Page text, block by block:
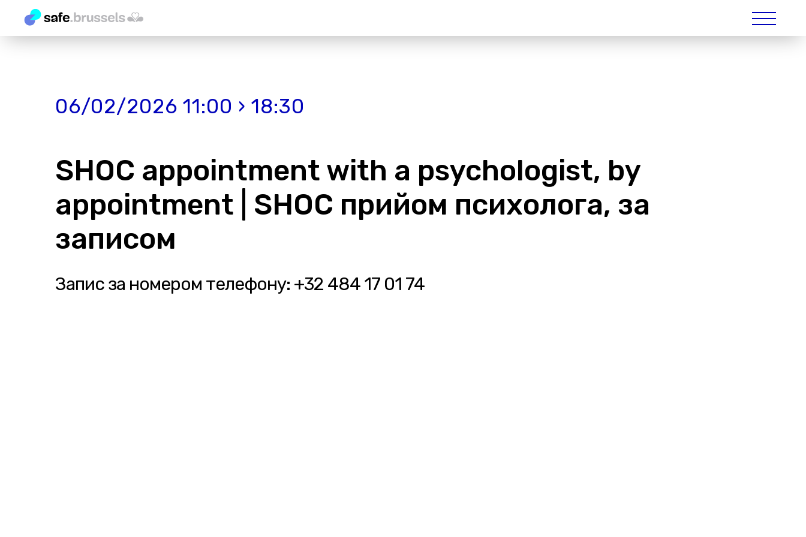
06/02/2026 11:00 › 18:30
SHOC appointment with a psychologist, by
appointment | SHOC прийом психолога, за
записом
Запис за номером телефону: +32 484 17 01 74